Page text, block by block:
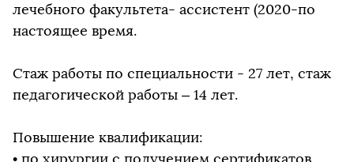
лечебного факультета- ассистент (2020-по
настоящее время.
Стаж работы по специальности - 27 лет, стаж
педагогической работы – 14 лет.
Повышение квалификации: